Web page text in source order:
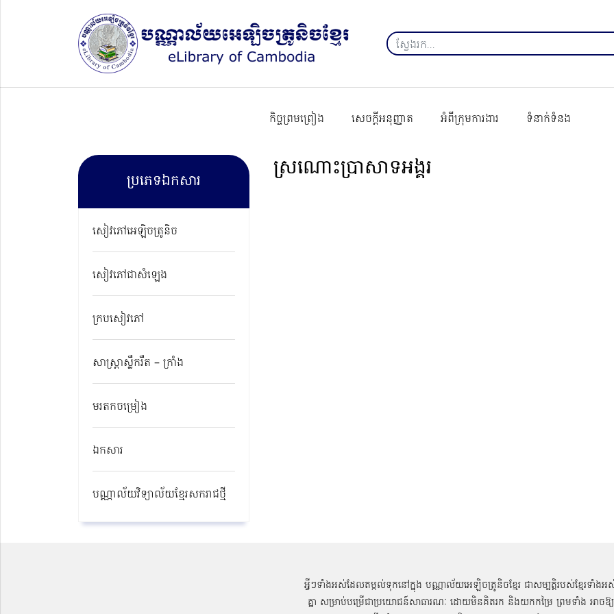
កិច្ចព្រមព្រៀង សេចក្ដីអនុញ្ញាត អំពីក្រុមការងារ ទំនាក់ទំនង
ប្រភេទឯកសារ
សៀវភៅអេឡិចត្រូនិច
សៀវភៅជាសំឡេង
ក្របសៀវភៅ
សាស្ត្រាស្លឹករឹត – ក្រាំង
មរតកចម្រៀង
ឯកសារ
បណ្ណាល័យវិទ្យាល័យខ្មែរសករាជថ្មី​
ស្រណោះប្រាសាទអង្គរ
អ្វីៗទាំងអស់ដែលតម្កល់ទុកនៅក្នុង បណ្ណាល័យអេឡិចត្រូនិចខ្មែរ ជាសម្បតិ្តរបស់ខ្មែរទាំងអ
គ្នា សម្រាប់បម្រើជាប្រយោជន៍សាធារណៈ ដោយមិនគិតរក និងយកកម្រៃ ព្រមទាំង អាចឱ្យ